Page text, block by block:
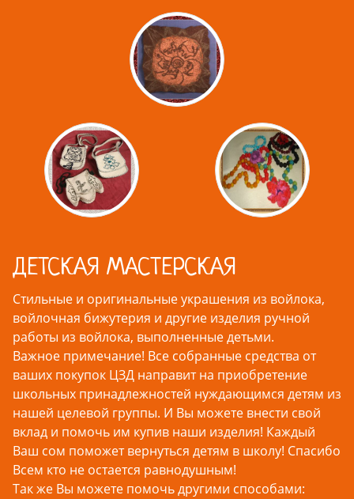
ДЕТСКАЯ МАСТЕРСКАЯ
Стильные и оригинальные украшения из войлока,
войлочная бижутерия и другие изделия ручной
работы из войлока, выполненные детьми.
Важное примечание! Все собранные средства от
ваших покупок ЦЗД направит на приобретение
школьных принадлежностей нуждающимся детям из
нашей целевой группы. И Вы можете внести свой
вклад и помочь им купив наши изделия! Каждый
Ваш сом поможет вернуться детям в школу! Спасибо
Всем кто не остается равнодушным!
Так же Вы можете помочь другими способами: